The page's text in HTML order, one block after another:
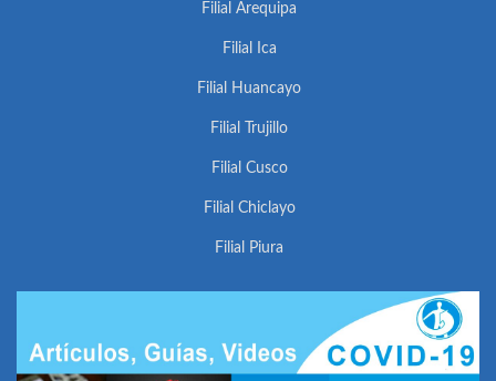
Filial Arequipa
Filial Ica
Filial Huancayo
Filial Trujillo
Filial Cusco
Filial Chiclayo
Filial Piura